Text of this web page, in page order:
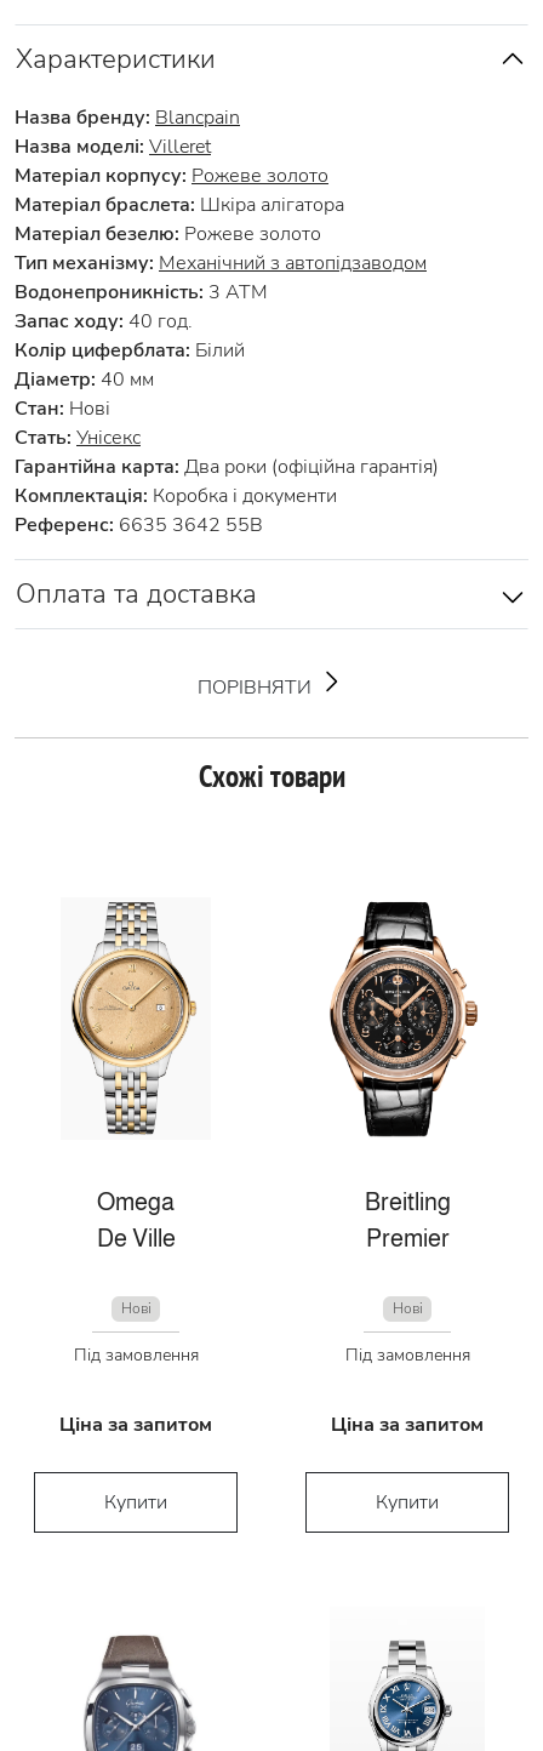
Характеристики
Назва бренду: Blancpain
Назва моделі: Villeret
Матеріал корпусу: Рожеве золото
Матеріал браслета: Шкіра алігатора
Матеріал безелю: Рожеве золото
Тип механізму: Механічний з автопідзаводом
Водонепроникність: 3 АТМ
Запас ходу: 40 год.
Колір циферблата: Білий
Діаметр: 40 мм
Стан: Нові
Стать: Унісекс
Гарантійна карта: Два роки (офіційна гарантія)
Комплектація: Коробка і документи
Референс: 6635 3642 55B
Оплата та доставка
ПОРІВНЯТИ
Схожі товари
Omega
De Ville
Нові
Під замовлення
Ціна за запитом
Купити
Breitling
Premier
Нові
Під замовлення
Ціна за запитом
Купити